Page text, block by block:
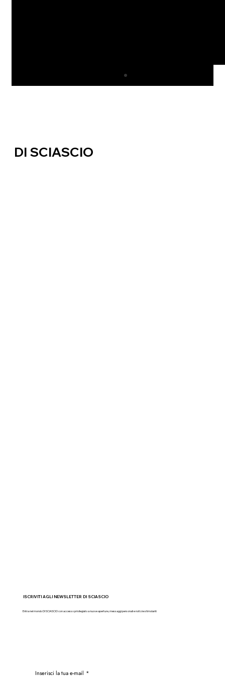
Dott. Attilio Di Sciascio
Inserisci la tua e-mail *
ISCRIVITI AGLI NEWSLETTER DI SCIASCIO
Entra nel mondo DI SCIASCIO con accesso privilegiato a nuove aperture, messaggi personali e notizie stimolanti
DI SCIASCIO